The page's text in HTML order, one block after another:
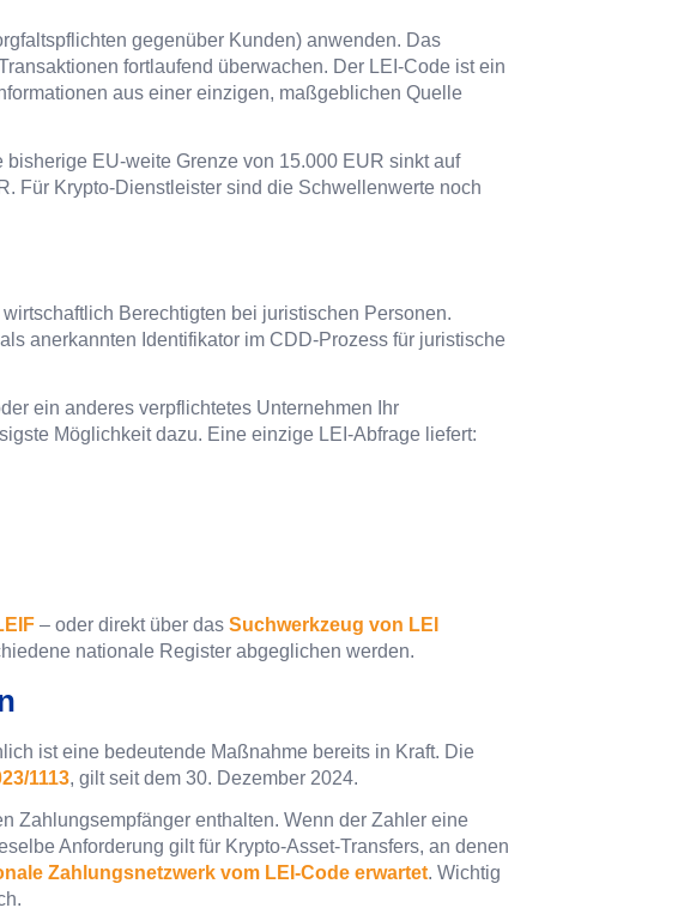
gegenüber Kunden) anwenden. Das
fortlaufend überwachen. Der LEI-Code ist ein
aus einer einzigen, maßgeblichen Quelle
EU-weite Grenze von 15.000 EUR sinkt auf
Für Krypto-Dienstleister sind die Schwellenwerte noch
Berechtigten bei juristischen Personen.
anerkannten Identifikator im CDD-Prozess für juristische
ein anderes verpflichtetes Unternehmen Ihr
Möglichkeit dazu. Eine einzige LEI-Abfrage liefert:
– oder direkt über dasSuchwerkzeug von LEI
nationale Register abgeglichen werden.
ist eine bedeutende Maßnahme bereits in Kraft. Die
1113, gilt seit dem 30. Dezember 2024.
Zahlungsempfänger enthalten. Wenn der Zahler eine
Anforderung gilt für Krypto-Asset-Transfers, an denen
Zahlungsnetzwerk vom LEI-Code erwartet. Wichtig